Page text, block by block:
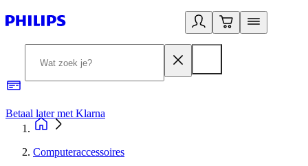
Betaal later met Klarna
Computeraccessoires